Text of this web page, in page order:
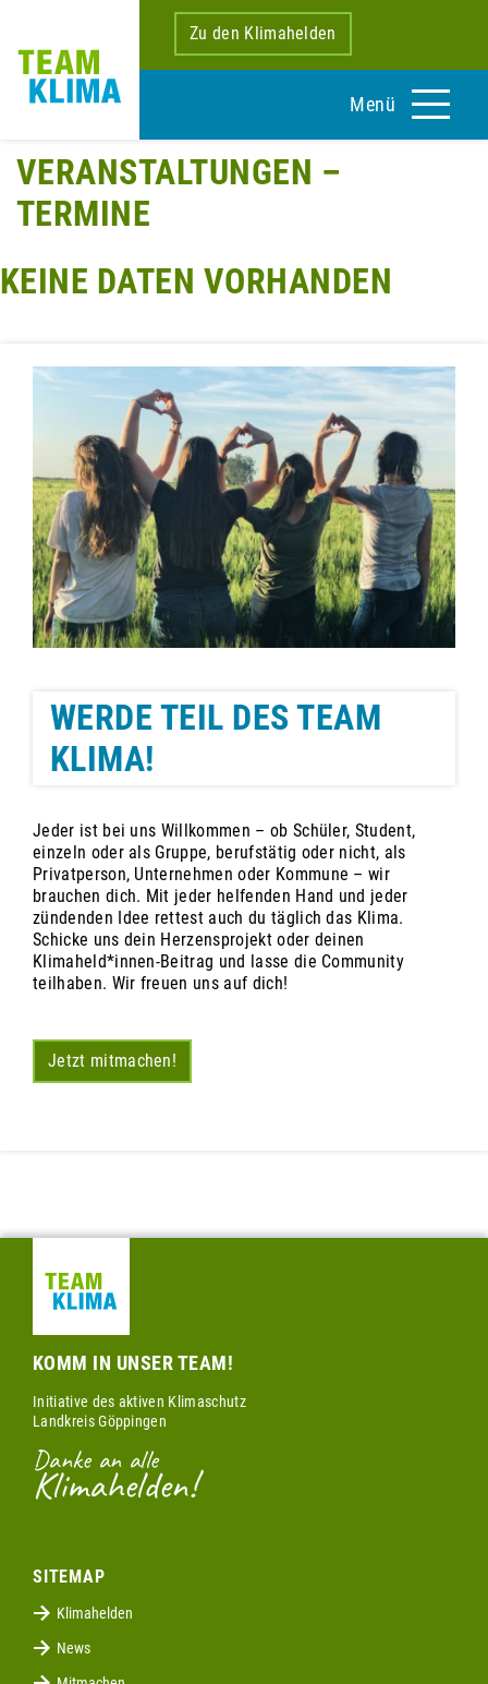
Zu den Klimahelden
Menü
VERANSTALTUNGEN –
TERMINE
KEINE DATEN VORHANDEN
WERDE TEIL DES TEAM
KLIMA!
Jeder ist bei uns Willkommen – ob Schüler, Student,
einzeln oder als Gruppe, berufstätig oder nicht, als
Privatperson, Unternehmen oder Kommune – wir
brauchen dich. Mit jeder helfenden Hand und jeder
zündenden Idee rettest auch du täglich das Klima.
Schicke uns dein Herzensprojekt oder deinen
Klimaheld*innen-Beitrag und lasse die Community
teilhaben. Wir freuen uns auf dich!
Jetzt mitmachen!
KOMM IN UNSER TEAM!
Initiative des aktiven Klimaschutz
Landkreis Göppingen
Danke an alle
Klimahelden!
SITEMAP
Klimahelden
News